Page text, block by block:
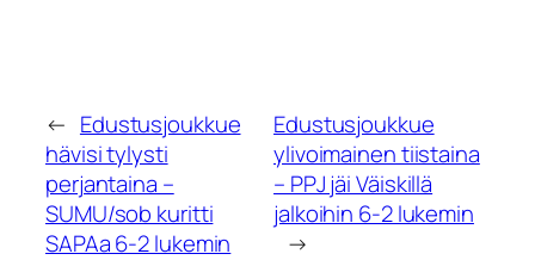
← Edustusjoukkue
hävisi tylysti
perjantaina –
SUMU/sob kuritti
SAPAa 6-2 lukemin
Edustusjoukkue
ylivoimainen tiistaina
– PPJ jäi Väiskillä
jalkoihin 6-2 lukemin
→